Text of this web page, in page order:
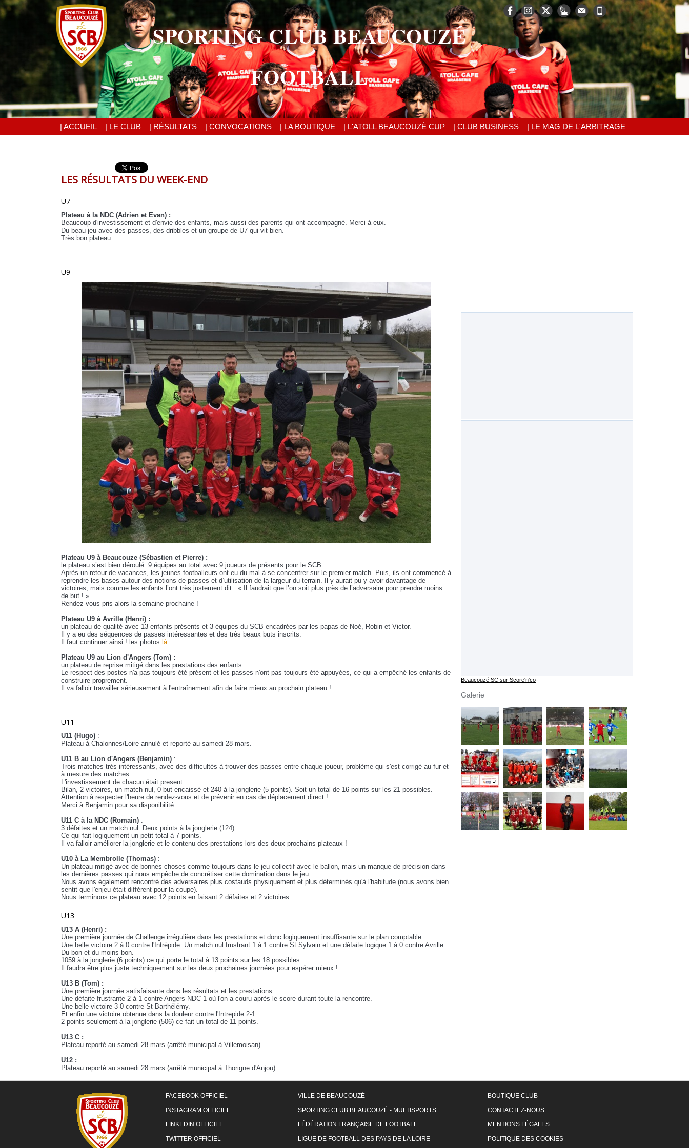
SPORTING CLUB BEAUCOUZÉ
FOOTBALL
| ACCUEIL | LE CLUB | RÉSULTATS | CONVOCATIONS | LA BOUTIQUE | L'ATOLL BEAUCOUZÉ CUP | CLUB BUSINESS | LE MAG DE L'ARBITRAGE
LES RÉSULTATS DU WEEK-END
U7
Plateau à la NDC (Adrien et Evan) :
Beaucoup d'investissement et d'envie des enfants, mais aussi des parents qui ont accompagné. Merci à eux.
Du beau jeu avec des passes, des dribbles et un groupe de U7 qui vit bien.
Très bon plateau.
U9
Plateau U9 à Beaucouze (Sébastien et Pierre) :
le plateau s’est bien déroulé. 9 équipes au total avec 9 joueurs de présents pour le SCB.
Après un retour de vacances, les jeunes footballeurs ont eu du mal à se concentrer sur le premier match. Puis, ils ont commencé à
reprendre les bases autour des notions de passes et d’utilisation de la largeur du terrain. Il y aurait pu y avoir davantage de
victoires, mais comme les enfants l’ont très justement dit : « Il faudrait que l’on soit plus près de l’adversaire pour prendre moins
de but ! ».
Rendez-vous pris alors la semaine prochaine !
Plateau U9 à Avrille (Henri) :
un plateau de qualité avec 13 enfants présents et 3 équipes du SCB encadrées par les papas de Noé, Robin et Victor.
Il y a eu des séquences de passes intéressantes et des très beaux buts inscrits.
Il faut continuer ainsi ! les photos là
Plateau U9 au Lion d'Angers (Tom) :
un plateau de reprise mitigé dans les prestations des enfants.
Le respect des postes n'a pas toujours été présent et les passes n'ont pas toujours été appuyées, ce qui a empêché les enfants de
construire proprement.
Il va falloir travailler sérieusement à l'entraînement afin de faire mieux au prochain plateau !
U11
U11 (Hugo) :
Plateau à Chalonnes/Loire annulé et reporté au samedi 28 mars.
U11 B au Lion d'Angers (Benjamin) :
Trois matches très intéressants, avec des difficultés à trouver des passes entre chaque joueur, problème qui s'est corrigé au fur et
à mesure des matches.
L'investissement de chacun était present.
Bilan, 2 victoires, un match nul, 0 but encaissé et 240 à la jonglerie (5 points). Soit un total de 16 points sur les 21 possibles.
Attention à respecter l'heure de rendez-vous et de prévenir en cas de déplacement direct !
Merci à Benjamin pour sa disponibilité.
U11 C à la NDC (Romain) :
3 défaites et un match nul. Deux points à la jonglerie (124).
Ce qui fait logiquement un petit total à 7 points.
Il va falloir améliorer la jonglerie et le contenu des prestations lors des deux prochains plateaux !
U10 à La Membrolle (Thomas) :
Un plateau mitigé avec de bonnes choses comme toujours dans le jeu collectif avec le ballon, mais un manque de précision dans
les dernières passes qui nous empêche de concrétiser cette domination dans le jeu.
Nous avons également rencontré des adversaires plus costauds physiquement et plus déterminés qu'à l'habitude (nous avons bien
sentit que l'enjeu était différent pour la coupe).
Nous terminons ce plateau avec 12 points en faisant 2 défaites et 2 victoires.
U13
U13 A (Henri) :
Une première journée de Challenge irrégulière dans les prestations et donc logiquement insuffisante sur le plan comptable.
Une belle victoire 2 à 0 contre l'Intrépide. Un match nul frustrant 1 à 1 contre St Sylvain et une défaite logique 1 à 0 contre Avrille.
Du bon et du moins bon.
1059 à la jonglerie (6 points) ce qui porte le total à 13 points sur les 18 possibles.
Il faudra être plus juste techniquement sur les deux prochaines journées pour espérer mieux !
U13 B (Tom) :
Une première journée satisfaisante dans les résultats et les prestations.
Une défaite frustrante 2 à 1 contre Angers NDC 1 où l'on a couru après le score durant toute la rencontre.
Une belle victoire 3-0 contre St Barthélémy.
Et enfin une victoire obtenue dans la douleur contre l'Intrepide 2-1.
2 points seulement à la jonglerie (506) ce fait un total de 11 points.
U13 C :
Plateau reporté au samedi 28 mars (arrêté municipal à Villemoisan).
U12 :
Plateau reporté au samedi 28 mars (arrêté municipal à Thorigne d'Anjou).
Beaucouzé SC sur Score'n'co
Galerie
FACEBOOK OFFICIEL
INSTAGRAM OFFICIEL
LINKEDIN OFFICIEL
TWITTER OFFICIEL
VILLE DE BEAUCOUZÉ
SPORTING CLUB BEAUCOUZÉ - MULTISPORTS
FÉDÉRATION FRANÇAISE DE FOOTBALL
LIGUE DE FOOTBALL DES PAYS DE LA LOIRE
BOUTIQUE CLUB
CONTACTEZ-NOUS
MENTIONS LÉGALES
POLITIQUE DES COOKIES